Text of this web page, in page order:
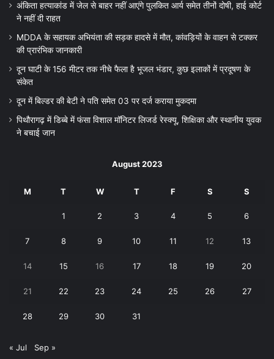
अंकिता हत्याकांड में जेल से बाहर नहीं आएंगे पुलकित आर्य समेत तीनों दोषी, हाई कोर्ट
ने नहीं दी राहत
MDDA के सहायक अभियंता की सड़क हादसे में मौत, कांवड़ियों के वाहन से टक्कर
की प्रारंभिक जानकारी
दून घाटी के 156 मीटर तक नीचे फैला है भूजल भंडार, कुछ इलाकों में प्रदूषण के
संकेत
दून में बिल्डर की बेटी ने पति समेत 03 पर दर्ज कराया मुकदमा
पिथौरागढ़ में डिब्बे में फंसा विशाल मॉनिटर लिजर्ड रेस्क्यू, शिक्षिका और स्थानीय युवक
ने बचाई जान
August 2023
M T W T F S S
1 2 3 4 5 6
7 8 9 10 11 12 13
14 15 16 17 18 19 20
21 22 23 24 25 26 27
28 29 30 31
« Jul Sep »